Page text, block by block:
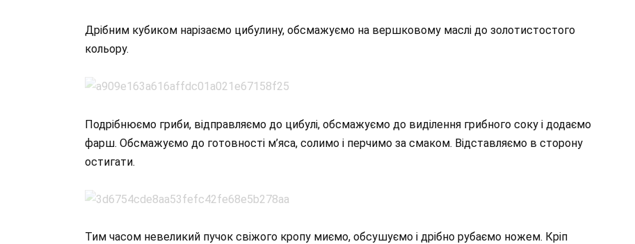
Дрібним кубиком нарізаємо цибулину, обсмажуємо на вершковому маслі до золотистостого
кольору.
Подрібнюємо гриби, відправляємо до цибулі, обсмажуємо до виділення грибного соку і додаємо
фарш. Обсмажуємо до готовності м’яса, солимо і перчимо за смаком. Відставляємо в сторону
остигати.
Тим часом невеликий пучок свіжого кропу миємо, обсушуємо і дрібно рубаємо ножем. Кріп